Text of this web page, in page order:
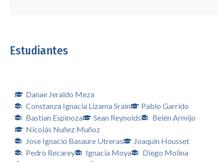
Estudiantes
Danae Jeraldo Meza
Constanza Ignacia Lizama Srain
Pablo Garrido
Bastian Espinoza
Sean Reynolds
Belén Armijo
Nicolás Nuñez Muñoz
Jose Ignacio Basaure Utreras
Joaquin Housset
Pedro Recarey
Ignacia Moya
Diego Molina